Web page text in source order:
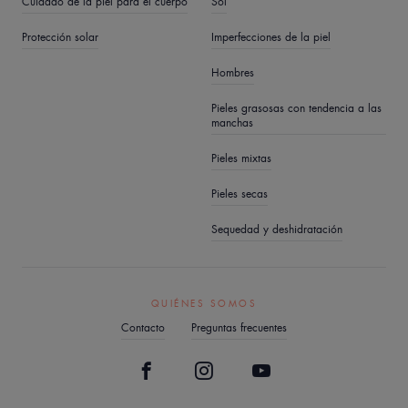
Protección solar Imperfecciones de la piel
Hombres
Pieles grasosas con tendencia a las
manchas
Pieles mixtas
Pieles secas
Sequedad y deshidratación
QUIÉNES SOMOS
Contacto Preguntas frecuentes